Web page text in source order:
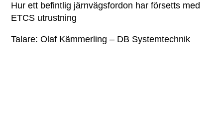
Hur ett befintlig järnvägsfordon har försetts med
ETCS utrustning
Talare: Olaf Kämmerling – DB Systemtechnik